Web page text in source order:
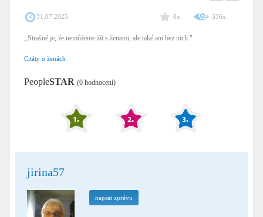
31.07.2025 0x 336x
,,Strašné je, že nemůžeme žít s ženami, ale také ani bez nich."
Citáty o ženách
PeopleSTAR (0 hodnocení)
jirina57
napsat zprávu